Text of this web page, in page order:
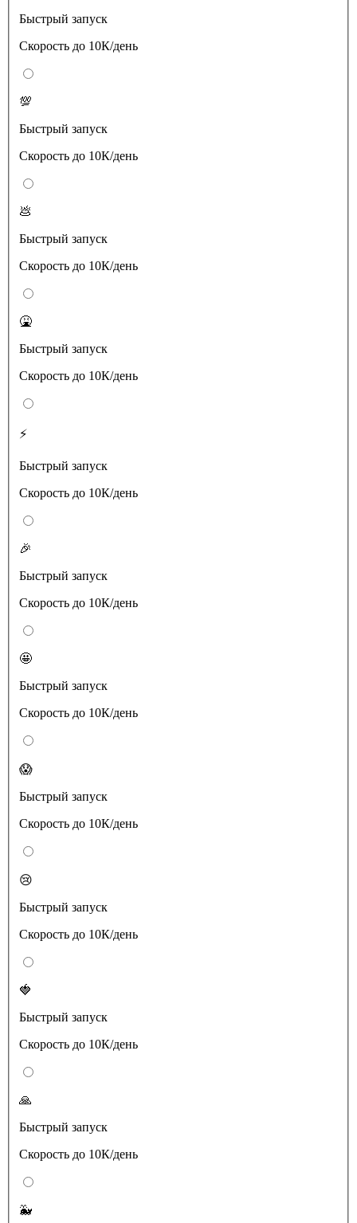
Быстрый запуск
Скорость до 10К/день
💯
Быстрый запуск
Скорость до 10К/день
💩
Быстрый запуск
Скорость до 10К/день
🤮
Быстрый запуск
Скорость до 10К/день
⚡️
Быстрый запуск
Скорость до 10К/день
🎉
Быстрый запуск
Скорость до 10К/день
🤩
Быстрый запуск
Скорость до 10К/день
😱
Быстрый запуск
Скорость до 10К/день
😢
Быстрый запуск
Скорость до 10К/день
🍓
Быстрый запуск
Скорость до 10К/день
🙏
Быстрый запуск
Скорость до 10К/день
🐳